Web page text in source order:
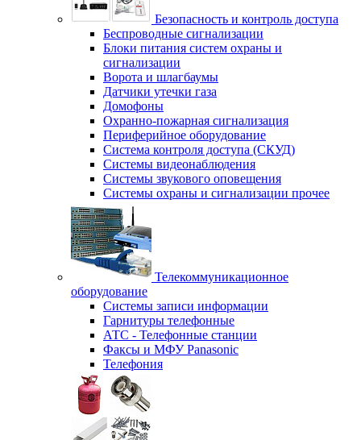
Безопасность и контроль доступа
Беспроводные сигнализации
Блоки питания систем охраны и
сигнализации
Ворота и шлагбаумы
Датчики утечки газа
Домофоны
Охранно-пожарная сигнализация
Периферийное оборудование
Система контроля доступа (СКУД)
Системы видеонаблюдения
Системы звукового оповещения
Системы охраны и сигнализации прочее
Телекоммуникационное
оборудование
Системы записи информации
Гарнитуры телефонные
АТС - Телефонные станции
Факсы и МФУ Panasonic
Телефония